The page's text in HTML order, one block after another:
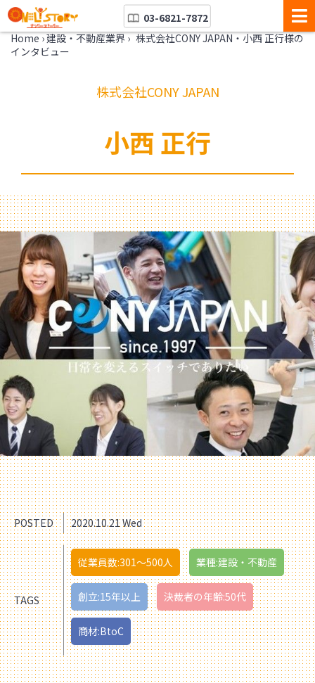
03-6821-7872
Home ›建設・不動産業界 › 株式会社CONY JAPAN・小西 正行様の
インタビュー
株式会社CONY JAPAN
小西 正行
POSTED 2020.10.21 Wed
TAGS
従業員数:301〜500人 業種:建設・不動産
創立:15年以上 決裁者の年齢:50代
商材:BtoC